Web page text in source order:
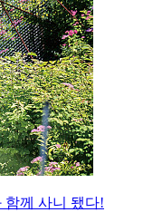
함께 사니 됐다!